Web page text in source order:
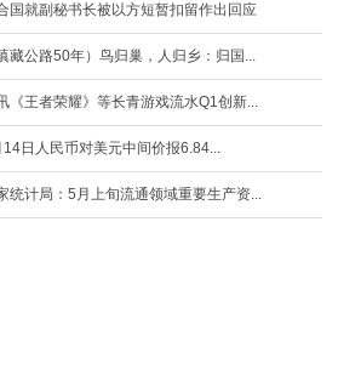
国就副秘书长被以方短暂扣留作出回应
滇藏公路50年）鸟归巢，人归乡：归国...
《王者荣耀》等长青游戏流水Q1创新...
14日人民币对美元中间价报6.84...
统计局：5月上旬流通领域重要生产资...